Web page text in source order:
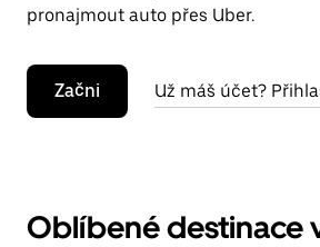
pronajmout auto přes Uber.
Začni Už máš účet?
Oblíbené destinace